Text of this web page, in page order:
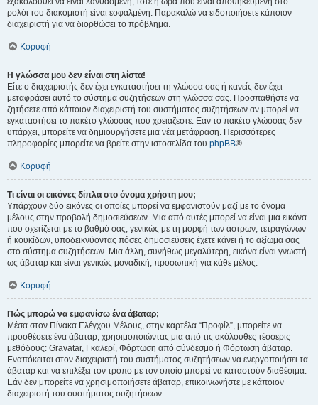
ρολόι του διακομιστή είναι εσφαλμένη. Παρακαλώ να ειδοποιήσετε κάποιον
διαχειριστή για να διορθώσει το πρόβλημα.
Κορυφή
Η γλώσσα μου δεν είναι στη λίστα!
Είτε ο διαχειριστής δεν έχει εγκαταστήσει τη γλώσσα σας ή κανείς δεν έχει
μεταφράσει αυτό το σύστημα συζητήσεων στη γλώσσα σας. Προσπαθήστε να
ζητήσετε από κάποιον διαχειριστή του συστήματος συζητήσεων αν μπορεί να
εγκαταστήσει το πακέτο γλώσσας που χρειάζεστε. Εάν το πακέτο γλώσσας δεν
υπάρχει, μπορείτε να δημιουργήσετε μια νέα μετάφραση. Περισσότερες
πληροφορίες μπορείτε να βρείτε στην ιστοσελίδα του phpBB®.
Κορυφή
Τι είναι οι εικόνες δίπλα στο όνομα χρήστη μου;
Υπάρχουν δύο εικόνες οι οποίες μπορεί να εμφανιστούν μαζί με το όνομα
μέλους στην προβολή δημοσιεύσεων. Μια από αυτές μπορεί να είναι μια εικόνα
που σχετίζεται με το βαθμό σας, γενικώς με τη μορφή των άστρων, τετραγώνων
ή κουκίδων, υποδεικνύοντας πόσες δημοσιεύσεις έχετε κάνει ή το αξίωμα σας
στο σύστημα συζητήσεων. Μια άλλη, συνήθως μεγαλύτερη, εικόνα είναι γνωστή
ως άβαταρ και είναι γενικώς μοναδική, προσωπική για κάθε μέλος.
Κορυφή
Πώς μπορώ να εμφανίσω ένα άβαταρ;
Μέσα στον Πίνακα Ελέγχου Μέλους, στην καρτέλα “Προφίλ”, μπορείτε να
προσθέσετε ένα άβαταρ, χρησιμοποιώντας μια από τις ακόλουθες τέσσερις
μεθόδους: Gravatar, Γκαλερί, Φόρτωση από σύνδεσμο ή Φόρτωση άβαταρ.
Εναπόκειται στον διαχειριστή του συστήματος συζητήσεων να ενεργοποιήσει τα
άβαταρ και να επιλέξει τον τρόπο με τον οποίο μπορεί να καταστούν διαθέσιμα.
Εάν δεν μπορείτε να χρησιμοποιήσετε άβαταρ, επικοινωνήστε με κάποιον
διαχειριστή του συστήματος συζητήσεων.